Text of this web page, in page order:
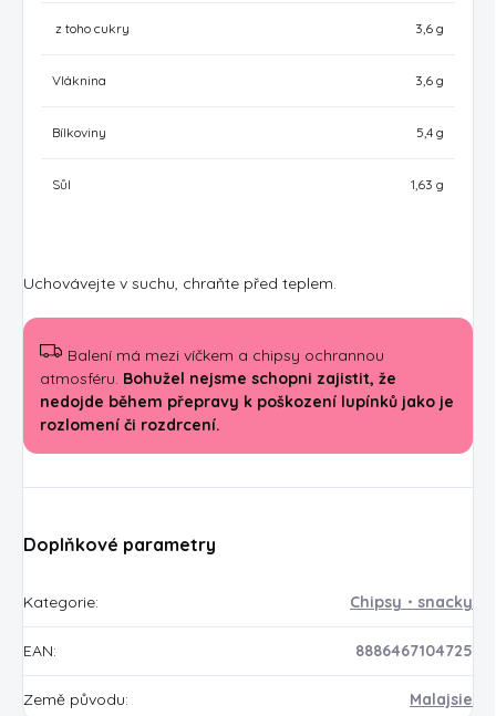
z toho cukry 3,6 g
Vláknina 3,6 g
Bílkoviny 5,4 g
Sůl 1,63 g
Uchovávejte v suchu, chraňte před teplem.
Balení má mezi víčkem a chipsy ochrannou
atmosféru. Bohužel nejsme schopni zajistit, že
nedojde během přepravy k poškození lupínků jako je
rozlomení či rozdrcení.
Doplňkové parametry
Kategorie: Chipsy・snacky
EAN: 8886467104725
Země původu: Malajsie